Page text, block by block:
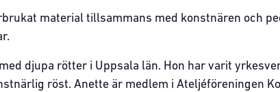
material tillsammans med konstnären och
djupa rötter i Uppsala län. Hon har varit
röst. Anette är medlem i Ateljéföreningen